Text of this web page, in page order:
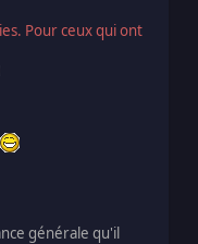
Pour ceux qui ont
générale qu'il